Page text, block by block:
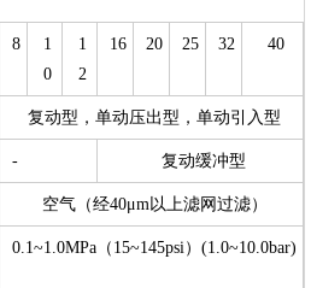
8
1
0
1
2
16 20 25 32 40
复动型，单动压出型，单动引入型
- 复动缓冲型
空气（经40μm以上滤网过滤）
0.1~1.0MPa（15~145psi）(1.0~10.0bar)